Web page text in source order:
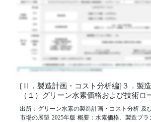
[Ⅱ．製造計画・コスト分析編]３．製
（１）グリーン水素価格および技術ロ
出所：グリーン水素の製造計画・コスト分析 及
市場の展望 2025年版 概要：水素価格、製造プ